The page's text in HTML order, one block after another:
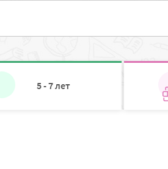
5 - 7 лет